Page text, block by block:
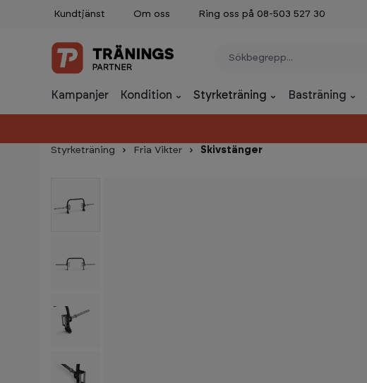
to main content
Skip to search
Skip to main navigation
Kundtjänst Om oss Ring oss på 08-503 527 30
Kampanjer Kondition Styrketräning Basträning
Styrketräning Fria Vikter Skivstänger